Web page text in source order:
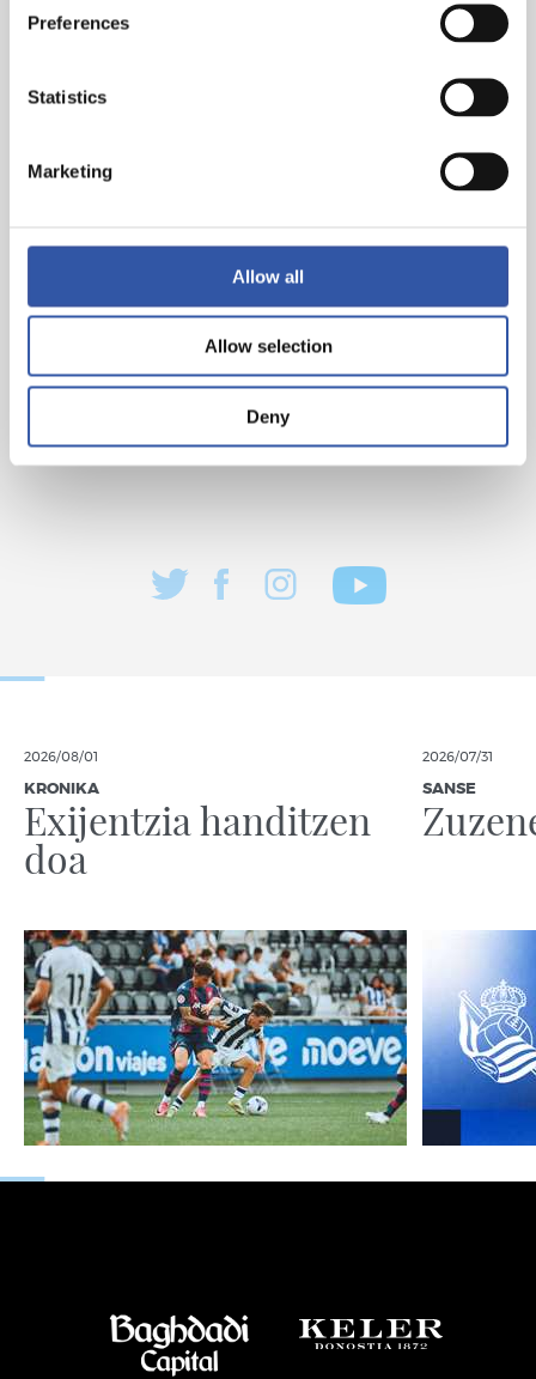
Preferences
Statistics
Marketing
Allow all
Allow selection
Deny
txartel gorri baten ondorioz.
2026/08/01
KRONIKA
Exijentzia handitzen
doa
2026/07/31
SANSE